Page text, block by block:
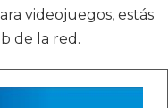
videojuegos, estás
de la red.